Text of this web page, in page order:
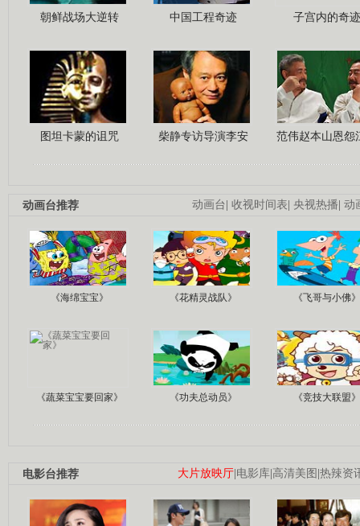
朝鲜战场大逆转 中国工程奇迹 子宫内的奇迹
图坦卡蒙的诅咒 柴静专访导演李安 范伟赵本山恩怨
动画台 收视时间表 央视热播 动
动画台推荐
《海绵宝宝》 《花精灵战队》 《飞哥与小佛》
《蔬菜宝宝要回家》 《功夫总动员》 《竞技大联盟》
大片放映厅 电影库 高清美图 热辣资
电影台推荐